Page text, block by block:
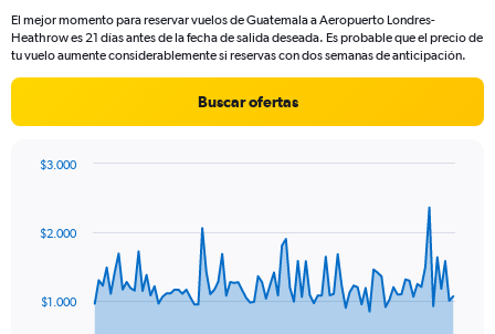
The
chart
axis
values.
to
El mejor momento para reservar vuelos de Guatemala a Aeropuerto Londres-
Heathrow es 21 días antes de la fecha de salida deseada. Es probable que el precio de
tu vuelo aumente considerablemente si reservas con dos semanas de anticipación.
Buscar ofertas
data
The
$1.000
$2.000
$3.000